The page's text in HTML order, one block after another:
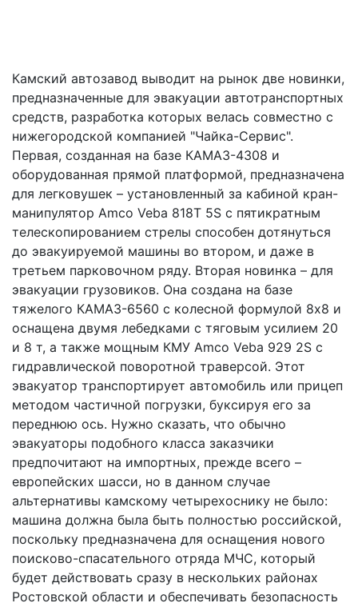
Камский автозавод выводит на рынок две новинки,
предназначенные для эвакуации автотранспортных
средств, разработка которых велась совместно с
нижегородской компанией "Чайка-Сервис".
Первая, созданная на базе КАМАЗ-4308 и
оборудованная прямой платформой, предназначена
для легковушек – установленный за кабиной кран-
манипулятор Amco Veba 818Т 5S с пятикратным
телескопированием стрелы способен дотянуться
до эвакуируемой машины во втором, и даже в
третьем парковочном ряду. Вторая новинка – для
эвакуации грузовиков. Она создана на базе
тяжелого КАМАЗ-6560 с колесной формулой 8х8 и
оснащена двумя лебедками с тяговым усилием 20
и 8 т, а также мощным КМУ Amco Veba 929 2S с
гидравлической поворотной траверсой. Этот
эвакуатор транспортирует автомобиль или прицеп
методом частичной погрузки, буксируя его за
переднюю ось. Нужно сказать, что обычно
эвакуаторы подобного класса заказчики
предпочитают на импортных, прежде всего –
европейских шасси, но в данном случае
альтернативы камскому четырехоснику не было:
машина должна была быть полностью российской,
поскольку предназначена для оснащения нового
поисково-спасательного отряда МЧС, который
будет действовать сразу в нескольких районах
Ростовской области и обеспечивать безопасность